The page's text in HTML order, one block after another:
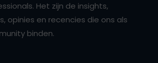
Het zijn de insights,
opinies en recencies die ons als
binden.